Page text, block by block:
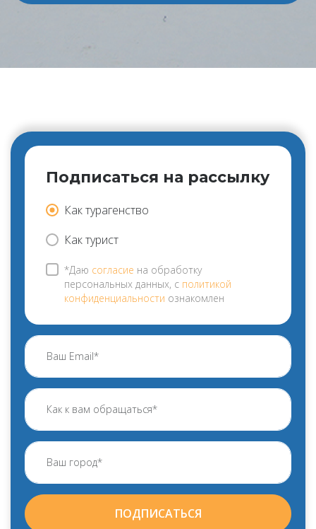
Подписаться на рассылку
Как турагенство
Как турист
*Даю согласие на обработку
персональных данных, с политикой
конфиденциальности ознакомлен
ПОДПИСАТЬСЯ